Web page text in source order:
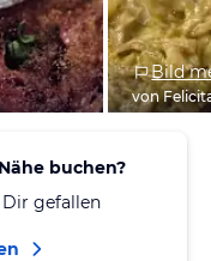
Bild
von
buchen?
gefallen